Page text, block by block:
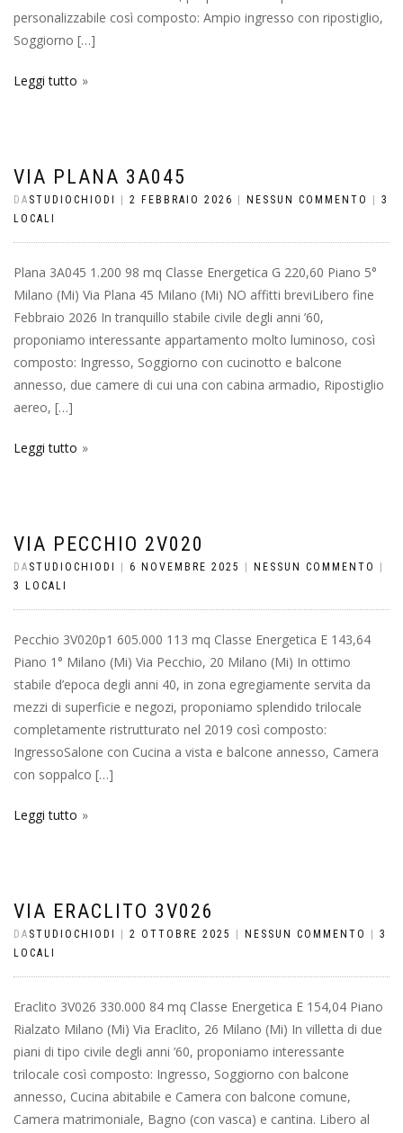
personalizzabile così composto: Ampio ingresso con ripostiglio,
Soggiorno […]
Leggi tutto
VIA PLANA 3A045
DA STUDIOCHIODI 2 FEBBRAIO 2026 NESSUN COMMENTO
3
LOCALI
Plana 3A045 1.200 98 mq Classe Energetica G 220,60 Piano 5°
Milano (Mi) Via Plana 45 Milano (Mi) NO affitti breviLibero fine
Febbraio 2026 In tranquillo stabile civile degli anni ’60,
proponiamo interessante appartamento molto luminoso, così
composto: Ingresso, Soggiorno con cucinotto e balcone
annesso, due camere di cui una con cabina armadio, Ripostiglio
aereo, […]
Leggi tutto
VIA PECCHIO 2V020
DA STUDIOCHIODI 6 NOVEMBRE 2025 NESSUN COMMENTO
3 LOCALI
Pecchio 3V020p1 605.000 113 mq Classe Energetica E 143,64
Piano 1° Milano (Mi) Via Pecchio, 20 Milano (Mi) In ottimo
stabile d’epoca degli anni 40, in zona egregiamente servita da
mezzi di superficie e negozi, proponiamo splendido trilocale
completamente ristrutturato nel 2019 così composto:
IngressoSalone con Cucina a vista e balcone annesso, Camera
con soppalco […]
Leggi tutto
VIA ERACLITO 3V026
DA STUDIOCHIODI 2 OTTOBRE 2025 NESSUN COMMENTO
3
LOCALI
Eraclito 3V026 330.000 84 mq Classe Energetica E 154,04 Piano
Rialzato Milano (Mi) Via Eraclito, 26 Milano (Mi) In villetta di due
piani di tipo civile degli anni ’60, proponiamo interessante
trilocale così composto: Ingresso, Soggiorno con balcone
annesso, Cucina abitabile e Camera con balcone comune,
Camera matrimoniale, Bagno (con vasca) e cantina. Libero al